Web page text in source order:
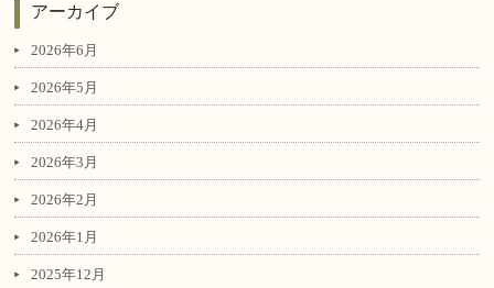
アーカイブ
2026年6月
2026年5月
2026年4月
2026年3月
2026年2月
2026年1月
2025年12月